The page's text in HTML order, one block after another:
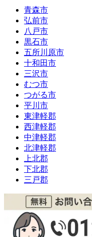
青森市
弘前市
八戸市
黒石市
五所川原市
十和田市
三沢市
むつ市
つがる市
平川市
東津軽郡
西津軽郡
中津軽郡
北津軽郡
上北郡
下北郡
三戸郡